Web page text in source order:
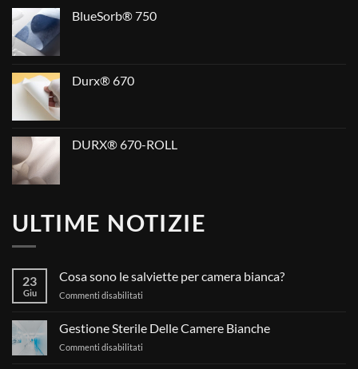
BlueSorb® 750
Durx® 670
DURX® 670-ROLL
ULTIME NOTIZIE
23
Giu
Cosa sono le salviette per camera bianca?
Commenti disabilitati
le
Gestione Sterile Delle Camere Bianche
Commenti disabilitati